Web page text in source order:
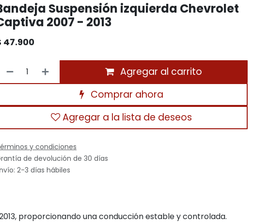
Suspensión izquierda Chevrolet
2007 - 2013
47.900
Agregar al carrito
Comprar ahora
Agregar a la lista de deseos
y condiciones
de devolución de 30 días
2-3 días hábiles
proporcionando una conducción estable y controlada.